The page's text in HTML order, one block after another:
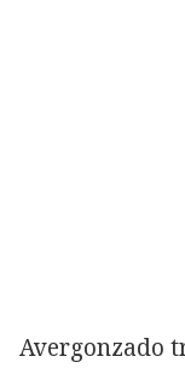
Avergonzado